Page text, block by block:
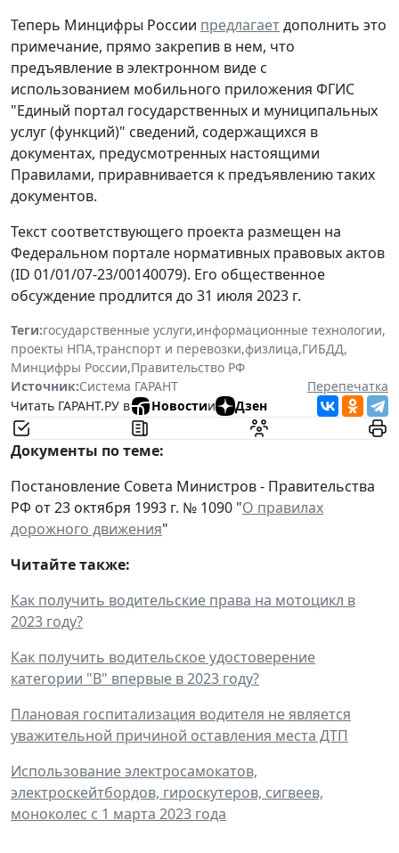
Теперь Минцифры России предлагаетдополнить это
примечание, прямо закрепив в нем, что
предъявление в электронном виде с
использованием мобильного приложения ФГИС
"Единый портал государственных и муниципальных
услуг (функций)" сведений, содержащихся в
документах, предусмотренных настоящими
Правилами, приравнивается к предъявлению таких
документов.
Текст соответствующего проекта размещен на
Федеральном портале нормативных правовых актов
(ID 01/01/07-23/00140079). Его общественное
обсуждение продлится до 31 июля 2023 г.
Теги:государственные услуги,информационные технологии,
проекты НПА,транспорт и перевозки,физлица,ГИБДД,
Минцифры России,Правительство РФ
Источник:Система ГАРАНТ
Перепечатка
Читать ГАРАНТ.РУ в
Новостии Дзен
Документы по теме:
Постановление Совета Министров - Правительства
РФ от 23 октября 1993 г. № 1090 "О правилах
дорожного движения"
Читайте также:
Как получить водительские права на мотоцикл в
2023 году?
Как получить водительское удостоверение
категории "В" впервые в 2023 году?
Плановая госпитализация водителя не является
уважительной причиной оставления места ДТП
Использование электросамокатов,
электроскейтбордов, гироскутеров, сигвеев,
моноколес с 1 марта 2023 года